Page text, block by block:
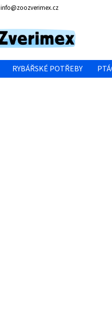
info@zoozverimex.cz
RYBÁŘSKÉ POTŘEBY